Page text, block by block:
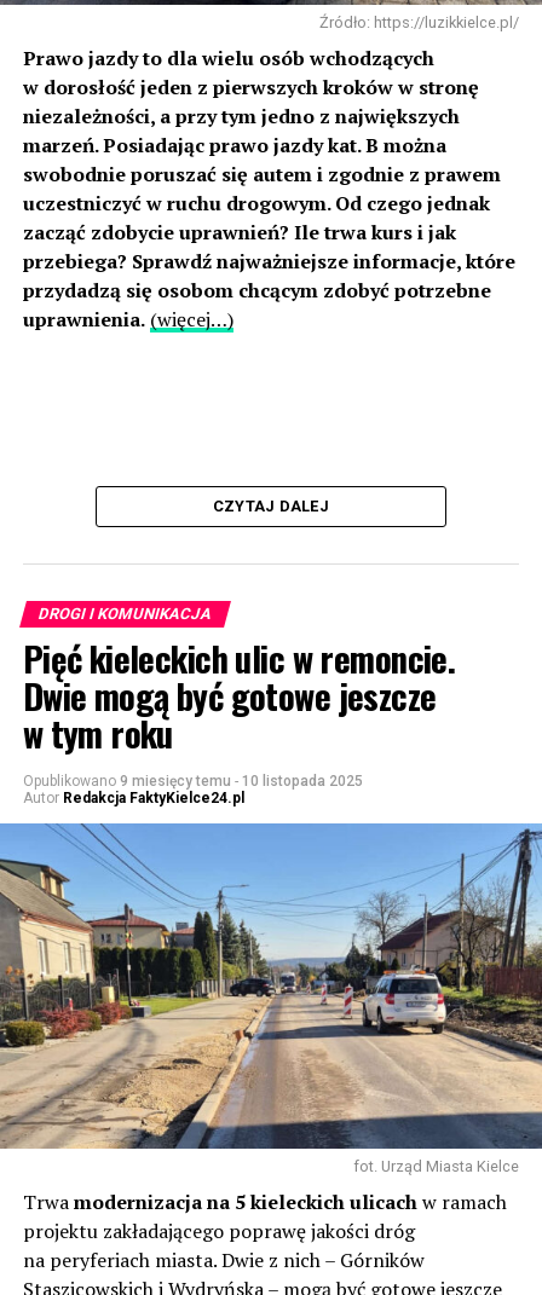
Źródło: https://luzikkielce.pl/
Prawo jazdy to dla wielu osób wchodzących
w dorosłość jeden z pierwszych kroków w stronę
niezależności, a przy tym jedno z największych
marzeń. Posiadając prawo jazdy kat. B można
swobodnie poruszać się autem i zgodnie z prawem
uczestniczyć w ruchu drogowym. Od czego jednak
zacząć zdobycie uprawnień? Ile trwa kurs i jak
przebiega? Sprawdź najważniejsze informacje, które
przydadzą się osobom chcącym zdobyć potrzebne
uprawnienia. (więcej…)
CZYTAJ DALEJ
DROGI I KOMUNIKACJA
Pięć kieleckich ulic w remoncie.
Dwie mogą być gotowe jeszcze
w tym roku
Opublikowano 9 miesięcy temu - 10 listopada 2025
Autor Redakcja FaktyKielce24.pl
fot. Urząd Miasta Kielce
Trwamodernizacja na 5 kieleckich ulicachw ramach
projektu zakładającego poprawę jakości dróg
na peryferiach miasta. Dwie z nich – Górników
Staszicowskich i Wydryńska – mogą być gotowe jeszcze